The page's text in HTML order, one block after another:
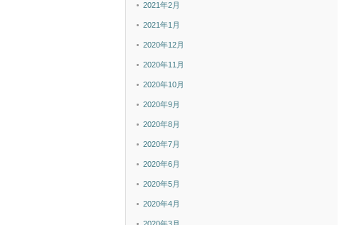
2021年2月
2021年1月
2020年12月
2020年11月
2020年10月
2020年9月
2020年8月
2020年7月
2020年6月
2020年5月
2020年4月